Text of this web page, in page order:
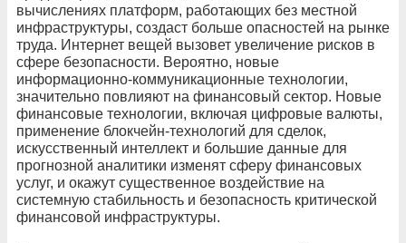
вычислениях платформ, работающих без местной
инфраструктуры, создаст больше опасностей на рынке
труда. Интернет вещей вызовет увеличение рисков в
сфере безопасности. Вероятно, новые
информационно-коммуникационные технологии,
значительно повлияют на финансовый сектор. Новые
финансовые технологии, включая цифровые валюты,
применение блокчейн-технологий для сделок,
искусственный интеллект и большие данные для
прогнозной аналитики изменят сферу финансовых
услуг, и окажут существенное воздействие на
системную стабильность и безопасность критической
финансовой инфраструктуры.